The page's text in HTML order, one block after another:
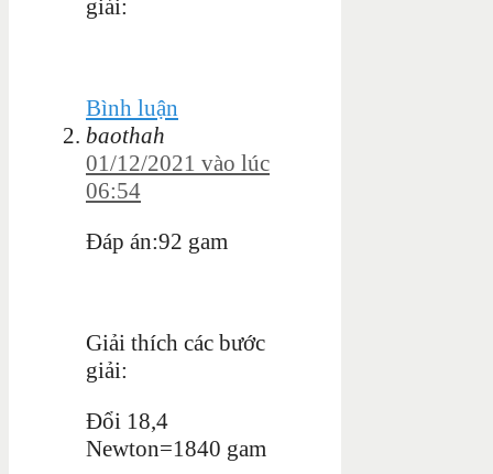
giải:
Bình luận
baothah
01/12/2021 vào lúc
06:54
Đáp án:92 gam
Giải thích các bước
giải:
Đổi 18,4
Newton=1840 gam